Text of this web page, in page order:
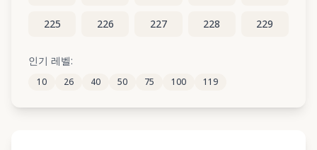
225 226 227 228 229
230
235 236 237 238
인기 레벨:
10 26 40 50 75 100 119